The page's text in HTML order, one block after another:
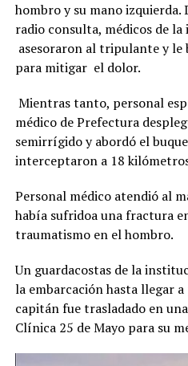
hombro y su mano
radio consulta, médicos de
asesoraron al tripulante y
para mitigar el dolor.
Mientras tanto, personal
médico de Prefectura
semirrígido y abordó el
interceptaron a 18
Personal médico atendió al
había sufridoa una fractura
traumatismo en el hombro.
Un guardacostas de la
la embarcación hasta llegar
capitán fue trasladado en
Clínica 25 de Mayo para su